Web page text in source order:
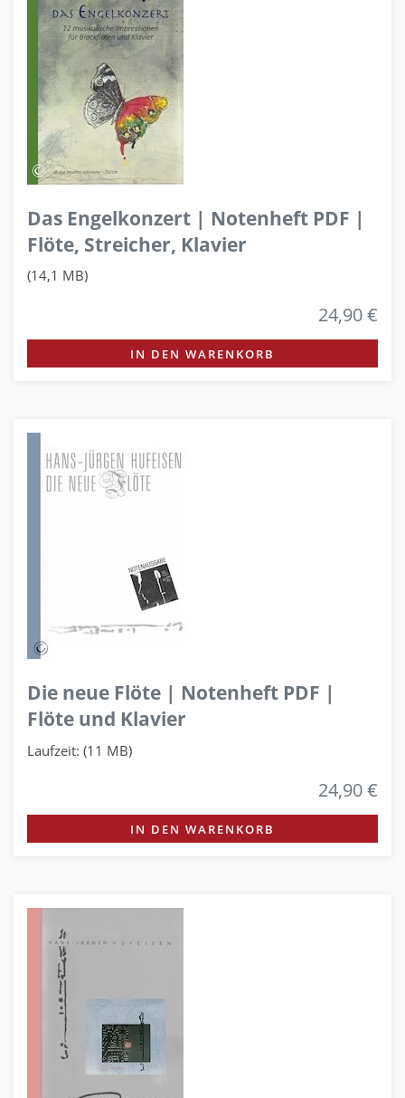
Das Engelkonzert | Notenheft PDF |
Flöte, Streicher, Klavier
(14,1 MB)
24,90 €
IN DEN WARENKORB
Die neue Flöte | Notenheft PDF |
Flöte und Klavier
Laufzeit: (11 MB)
24,90 €
IN DEN WARENKORB